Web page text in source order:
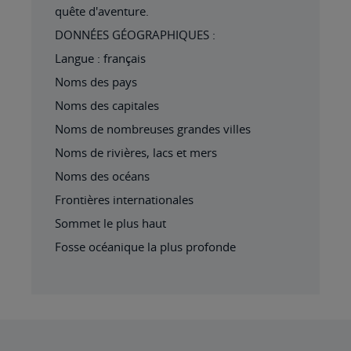
quête d'aventure.
DONNÉES GÉOGRAPHIQUES :
Langue : français
Noms des pays
Noms des capitales
Noms de nombreuses grandes villes
Noms de rivières, lacs et mers
Noms des océans
Frontières internationales
Sommet le plus haut
Fosse océanique la plus profonde